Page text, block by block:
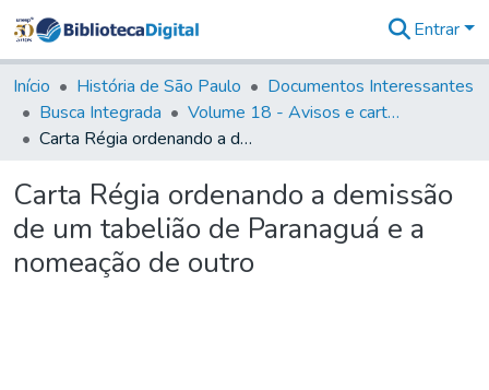
&
Coleções
Tudo na
Biblioteca
Estatísticas
Entrar
Início História de São Paulo
Documentos Interessantes
Busca Integrada
Volume 18 - Avisos e cartas régias (1714- 29)
Carta Régia ordenando a demissão de um tabelião de Paranaguá e a nomeação de outro
Carta Régia ordenando a demissão
de um tabelião de Paranaguá e a
nomeação de outro